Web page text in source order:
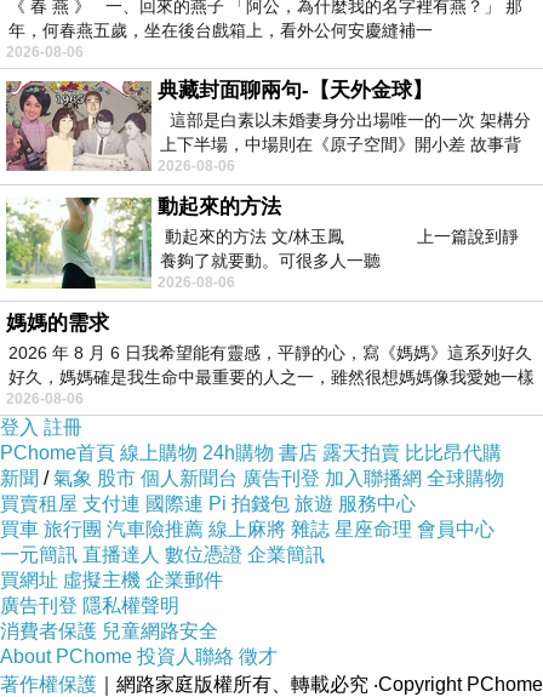
小白點的壽喜燒套餐要5000日幣。有很多東西，牛肉壽喜
燒一鍋
《 春 燕 》 一、回來的燕子 「阿公，為什麼我的名字裡有燕？」 那
年，何春燕五歲，坐在後台戲箱上，看外公何安慶縫補一
2026-08-06
典藏封面聊兩句-【天外金球】
這部是白素以未婚妻身分出場唯一的一次 架構分
上下半場，中場則在《原子空間》開小差 故事背
景影射西藏境外流亡 地下組織
2026-08-06
動起來的方法
動起來的方法 文/林玉鳳 上一篇說到靜
養夠了就要動。可很多人一聽
2026-08-06
媽媽的需求
2026 年 8 月 6 日我希望能有靈感，平靜的心，寫《媽媽》這系列好久
好久，媽媽確是我生命中最重要的人之一，雖然很想媽媽像我愛她一樣
2026-08-06
登入 註冊
PChome首頁 線上購物 24h購物 書店 露天拍賣 比比昂代購
新聞 /氣象 股市 個人新聞台 廣告刊登 加入聯播網 全球購物
買賣租屋 支付連 國際連 Pi 拍錢包 旅遊 服務中心
買車 旅行團 汽車險推薦 線上麻將 雜誌 星座命理 會員中心
一元簡訊 直播達人 數位憑證 企業簡訊
買網址 虛擬主機 企業郵件
廣告刊登 隱私權聲明
消費者保護 兒童網路安全
About PChome 投資人聯絡 徵才
著作權保護 ｜網路家庭版權所有、轉載必究 ‧Copyright PChome